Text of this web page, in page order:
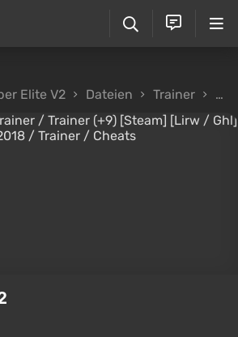
Elite V2 Dateien Trainer